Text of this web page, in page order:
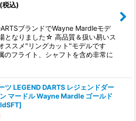
絞り込む
(税込)
ブランドでWayne Mardleモデ
となりました☆ 高品質＆扱い易いス
ススメ"リングカット"モデルです
フライト、シャフトを含め非常に
ツ LEGEND DARTS レジェンドダー
マードル Wayne Mardle ゴールド
]